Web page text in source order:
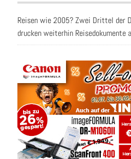
Reisen wie 2005? Zwei Drittel der
drucken weiterhin Reisedokumente